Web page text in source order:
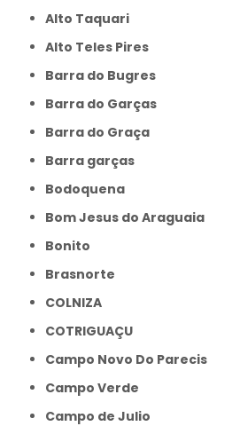
Alto Taquari
Alto Teles Pires
Barra do Bugres
Barra do Garças
Barra do Graça
Barra garças
Bodoquena
Bom Jesus do Araguaia
Bonito
Brasnorte
COLNIZA
COTRIGUAÇU
Campo Novo Do Parecis
Campo Verde
Campo de Julio